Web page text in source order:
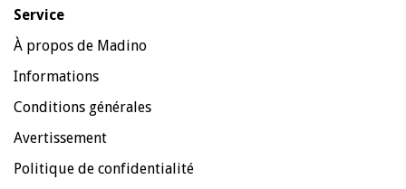
Service
À propos de Madino
Informations
Conditions générales
Avertissement
Politique de confidentialité